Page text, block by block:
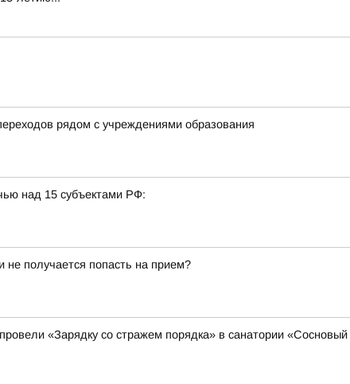
рядом с учреждениями образования
над 15 субъектами РФ:
не получается попасть на прием?
«Зарядку со стражем порядка» в санатории